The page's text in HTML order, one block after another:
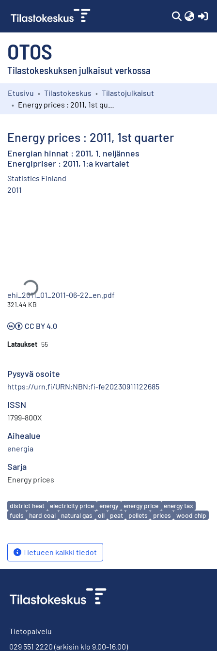
OTOS
Tilastokeskuksen julkaisut verkossa
Kokoelmat
Etusivu Tilastokeskus
Tilastojulkaisut
Energy prices : 2011, 1st quarter
Energian hinnat : 2011, 1. neljännes
Energipriser : 2011, 1:a kvartalet
Statistics Finland
2011
Ladataan...
ehi_2011_01_2011-06-22_en.pdf
321.44 KB
CC BY 4.0
Lataukset 55
Pysyvä osoite
https://urn.fi/URN:NBN:fi-fe20230911122685
ISSN
1799-800X
Aihealue
energia
Sarja
Energy prices
Avainsanat
district heat electricity price energy energy price
energy tax
fuels
hard coal natural gas oil peat pellets prices wood chip
Tietueen kaikki tiedot
Tietopalvelu
029 551 2220 (arkisin klo 9.00-16.00)